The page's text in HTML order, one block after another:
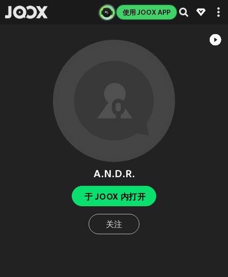
使用 JOOX APP
A.N.D.R.
于 JOOX 内打开
关注